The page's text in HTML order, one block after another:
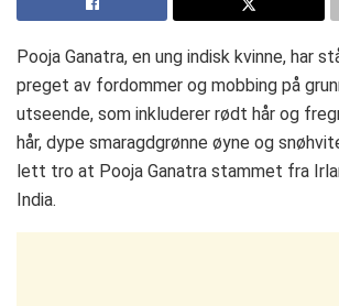
Pooja Ganatra, en ung indisk kvinne, har
preget av fordommer og mobbing på
utseende, som inkluderer rødt hår og
hår, dype smaragdgrønne øyne og
lett tro at Pooja Ganatra stammet fra
India.